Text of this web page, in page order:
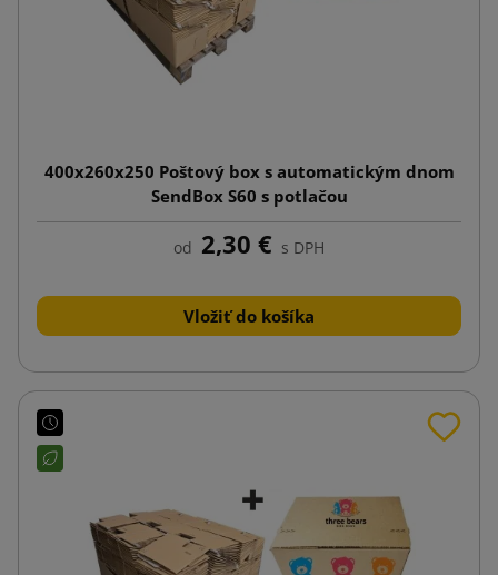
400x260x250 Poštový box s automatickým dnom
SendBox S60 s potlačou
od 2,30 € s DPH
Vložiť do košíka